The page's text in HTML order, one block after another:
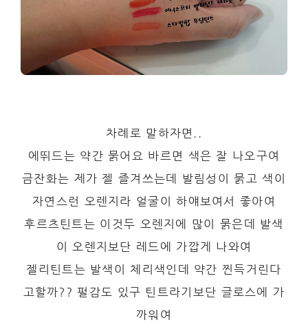
차례로 말하자면..
에뛰드는 약간 묽어요 바르면 색은 잘 나오구여
금잔화는 제가 젤 즐겨쓰는데 발림성이 묽고 색이
자연스런 오렌지라 얼굴이 하얘보여서 좋아여
후르츠틴트는 이것두 오렌지에 많이 묽은데 발색
이 오렌지보단 레드에 가깝게 나와여
젤리틴트는 발색이 체리색인데 약간 찐득거린다
고할까?? 펄감도 있구 틴트라기보단 글로스에 가
까워여